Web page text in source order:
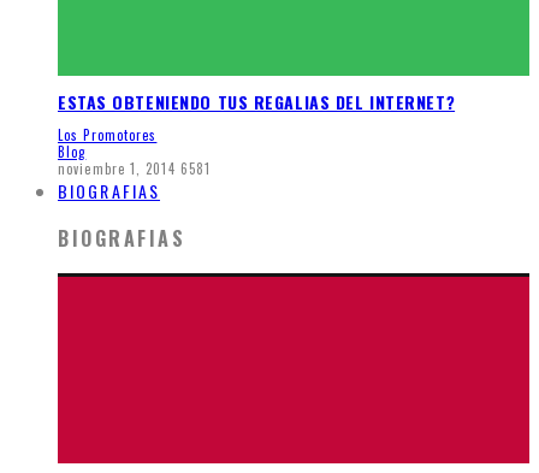
ESTAS OBTENIENDO TUS REGALIAS DEL INTERNET?
Los Promotores
Blog
noviembre 1, 2014 6581
BIOGRAFIAS
BIOGRAFIAS